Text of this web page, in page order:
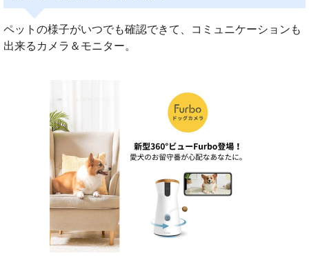
ペットの様子がいつでも確認できて、コミュニケーションも
出来るカメラ＆モニター。